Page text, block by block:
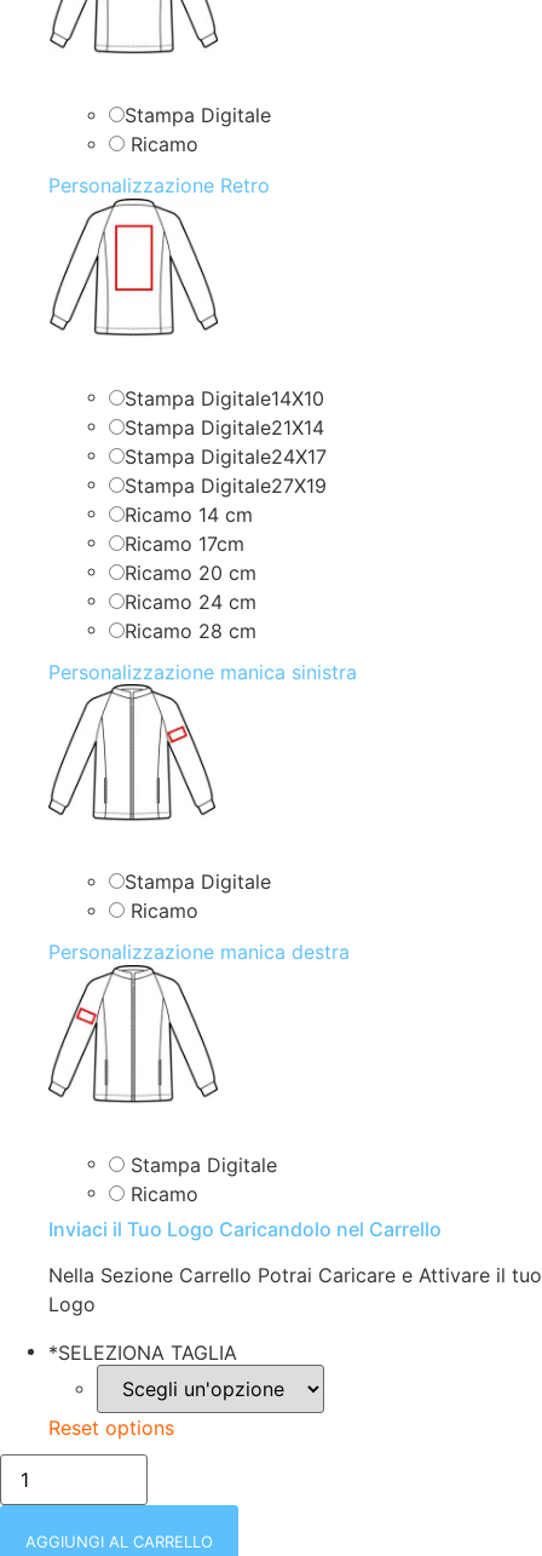
Stampa Digitale
Ricamo
Personalizzazione Retro
Stampa Digitale14X10
Stampa Digitale21X14
Stampa Digitale24X17
Stampa Digitale27X19
Ricamo 14 cm
Ricamo 17cm
Ricamo 20 cm
Ricamo 24 cm
Ricamo 28 cm
Personalizzazione manica sinistra
Stampa Digitale
Ricamo
Personalizzazione manica destra
Stampa Digitale
Ricamo
Inviaci il Tuo Logo Caricandolo nel Carrello
Nella Sezione Carrello Potrai Caricare e Attivare il tuo
Logo
*SELEZIONA TAGLIA
Reset options
FELPA
UOMO
|
ZIPAGGIUNGI AL CARRELLO